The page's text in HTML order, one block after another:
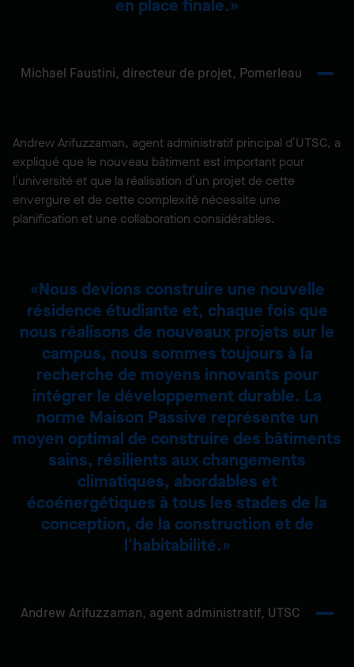
en place finale.
Michael Faustini, directeur de projet, Pomerleau
Andrew Arifuzzaman, agent administratif principal d’UTSC, a
expliqué que le nouveau bâtiment est important pour
l’université et que la réalisation d’un projet de cette
envergure et de cette complexité nécessite une
planification et une collaboration considérables.
Nous devions construire une nouvelle
résidence étudiante et, chaque fois que
nous réalisons de nouveaux projets sur le
campus, nous sommes toujours à la
recherche de moyens innovants pour
intégrer le développement durable. La
norme Maison Passive représente un
moyen optimal de construire des bâtiments
sains, résilients aux changements
climatiques, abordables et
écoénergétiques à tous les stades de la
conception, de la construction et de
l’habitabilité.
Andrew Arifuzzaman, agent administratif, UTSC